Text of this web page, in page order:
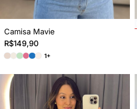
Camisa Mavie
R$149,90
1+